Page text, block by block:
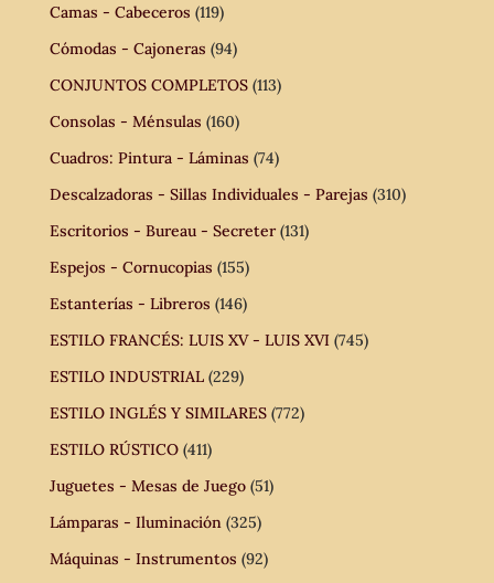
Camas - Cabeceros (119)
Cómodas - Cajoneras (94)
CONJUNTOS COMPLETOS (113)
Consolas - Ménsulas (160)
Cuadros: Pintura - Láminas (74)
Descalzadoras - Sillas Individuales - Parejas (310)
Escritorios - Bureau - Secreter (131)
Espejos - Cornucopias (155)
Estanterías - Libreros (146)
ESTILO FRANCÉS: LUIS XV - LUIS XVI (745)
ESTILO INDUSTRIAL (229)
ESTILO INGLÉS Y SIMILARES (772)
ESTILO RÚSTICO (411)
Juguetes - Mesas de Juego (51)
Lámparas - Iluminación (325)
Máquinas - Instrumentos (92)